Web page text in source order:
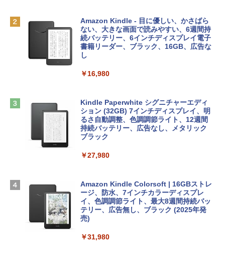
￥162,598
tomtoc 360°保護 15.6 16インチ パソコ
ンケース Dell NEC Lavie ASUS HP dyna
Apple 2026 MacBook Air M5チップ搭載
13インチノートブック：AIとApple Intell
igence、13.6インチLiquid Retinaディ
スプレイ、16GBユニファイドメモリ、1
ームカメラ、日本語キーボード、Touch I
￥261,414
【Amazon.co.jp限定】 HP ノートパソコ
ン 15-fd 15.6インチ 16GBメモリ 512GB
Robloxギフトカード - 1000 Robux 【限
定バーチャルアイテムを含む】 【オンラ
インゲームコード】 ロブロックス |オン
ラインコード版
4(最新 永続版)|オンラインコード版|Wind
ows11、10/mac対応|PC2台
￥39,582
Robloxギフトカード - 2,000 Robux 【限
ラインコード版
￥3,200
ト): Java & Bedrock Edition | オンライ
出す プロンプトの言葉 AI画像生成シリー
ズ (はぴーイラストLabo)
￥480
ClaudeCode いちばんやさしい 教科書:
にもKindle出版にも！ 非エンジニアのた
めのAIコーディング入門シリーズ
￥99
1冊ですべて身につくHTML & CSSとWe
￥1,292
FM TOWNS ハイパー・カタログ: 本体ハ
ェクトリストと最新エミュレータ紹介
Amazon Kindle - 目に優しい、かさばら
ない、大きな画面で読みやすい、6週間持
続バッテリー、6インチディスプレイ電子
書籍リーダー、ブラック、16GB、広告な
し
￥16,980
Kindle Paperwhite シグニチャーエディ
ション (32GB) 7インチディスプレイ、明
るさ自動調整、色調調節ライト、12週間
持続バッテリー、広告なし、メタリック
ブラック
￥27,980
Amazon Kindle Colorsoft | 16GBストレ
ージ、防水、7インチカラーディスプレ
イ、色調調節ライト、最大8週間持続バッ
テリー、広告無し、ブラック (2025年発
売)
￥31,980